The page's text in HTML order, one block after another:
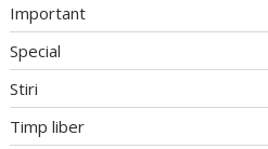
Important
Special
Stiri
Timp liber